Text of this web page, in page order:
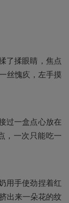
了揉眼睛，焦点
丝愧疚，左手摸
过一盒点心放在
，一次只能吃一
用手使劲捏着红
出来一朵花的纹